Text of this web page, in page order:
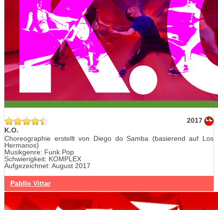
2017
K.O.
Choreographie erstellt von Diego do Samba (basierend auf Los
Hermanos)
Musikgenre: Funk Pop
Schwierigkeit: KOMPLEX
Aufgezeichnet: August 2017
Pabllo Vittar